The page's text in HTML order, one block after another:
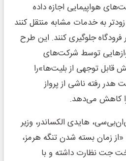
هواپیمایی اجازه داده
به خدمات مشابه منتقل کنند
جلوگیری کنند. این طرح
توسط شرکت‌های
توجهی از بلیت‌ها»را
رفته ناشی از پرواز
را کاهش می‌دهد.
هایدی الکساندر، وزیر
زمان بسته شدن تنگه هرمز،
جت نظارت داشته و با